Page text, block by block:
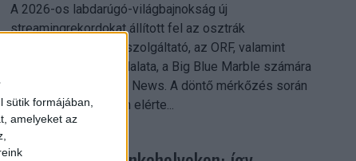
sütik formájában,
amelyeket az
A 2026-os labdarúgó-világbajnokság új
streamingrekordokat állított fel az osztrák
közszolgálati műsorszolgáltató, az ORF, valamint
technológiai leányvállalata, a Big Blue Marble számára
– írja a Broadband TV News. A döntő mérkőzés során
az átlagos nézőszám elérte...